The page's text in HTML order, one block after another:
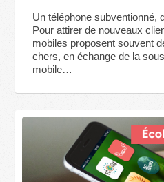
Un téléphone subventionné,
Pour attirer de nouveaux
mobiles proposent souvent
chers, en échange de la
mobile…